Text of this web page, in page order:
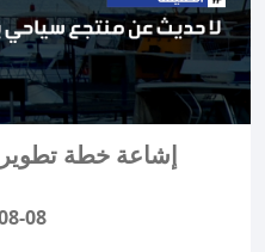
إشاعة خطة تطوير
08